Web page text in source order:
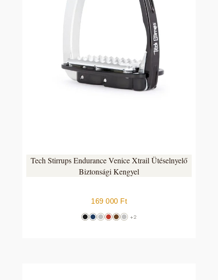
Tech Stirrups Endurance Venice Xtrail Ütéselnyelő
Biztonsági Kengyel
169 000 Ft
+2